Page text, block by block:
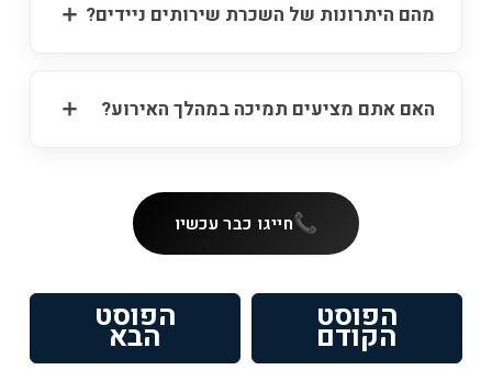
מהם היתרונות של השכרת שירותים ניידים?
האם אתם מציעים תמיכה במהלך האירוע?
חייגו כבר עכשיו
ניווט הפוסט
הקודםקודם:
הפוסט
הבאהפוסט
הבא: